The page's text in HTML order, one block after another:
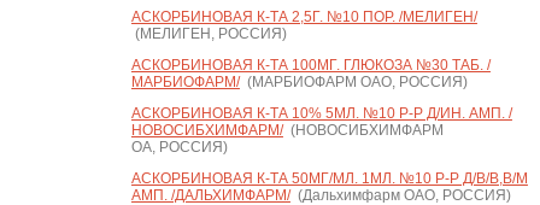
АСКОРБИНОВАЯ К-ТА 2,5Г. №10 ПОР. /МЕЛИГЕН/
(МЕЛИГЕН, РОССИЯ)
АСКОРБИНОВАЯ К-ТА 100МГ. ГЛЮКОЗА №30 ТАБ. /
МАРБИОФАРМ/(МАРБИОФАРМ ОАО, РОССИЯ)
АСКОРБИНОВАЯ К-ТА 10% 5МЛ. №10 Р-Р Д/ИН. АМП. /
НОВОСИБХИМФАРМ/(НОВОСИБХИМФАРМ
ОА, РОССИЯ)
АСКОРБИНОВАЯ К-ТА 50МГ/МЛ. 1МЛ. №10 Р-Р Д/В/В,В/М
АМП. /ДАЛЬХИМФАРМ/(Дальхимфарм ОАО, РОССИЯ)